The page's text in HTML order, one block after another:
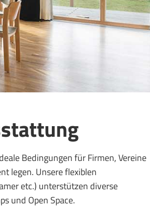
Bedingungen für Firmen, Vereine
legen. Unsere flexiblen
etc.) unterstützen diverse
und Open Space.